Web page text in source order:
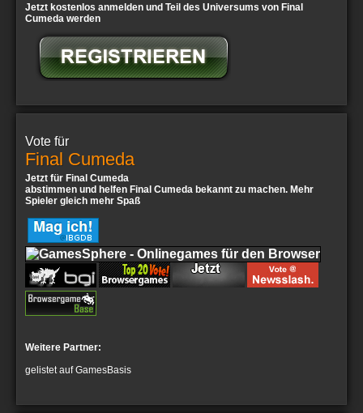
Jetzt kostenlos anmelden und Teil des Universums von Final
Cumeda werden
Vote für
Final Cumeda
Jetzt für Final Cumeda
abstimmen und helfen Final Cumeda bekannt zu machen. Mehr
Spieler gleich mehr Spaß
Weitere Partner:
gelistet auf GamesBasis